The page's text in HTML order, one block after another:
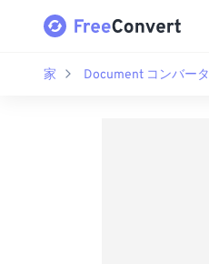
家 Document コンバータ